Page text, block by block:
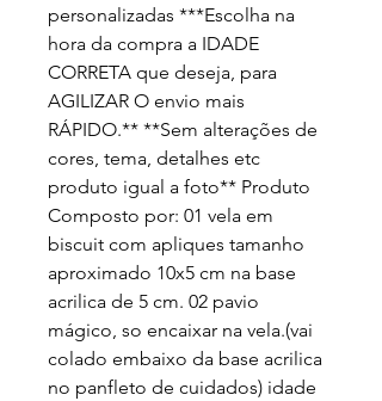
personalizadas ***Escolha na
hora da compra a IDADE
CORRETA que deseja, para
AGILIZAR O envio mais
RÁPIDO.** **Sem alterações de
cores, tema, detalhes etc
produto igual a foto** Produto
Composto por: 01 vela em
biscuit com apliques tamanho
aproximado 10x5 cm na base
acrilica de 5 cm. 02 pavio
mágico, so encaixar na vela.(vai
colado embaixo da base acrilica
no panfleto de cuidados) idade